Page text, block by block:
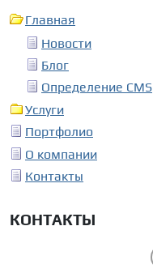
Главная
Новости
Блог
Определение CMS
Услуги
Портфолио
О компании
Контакты
КОНТАКТЫ